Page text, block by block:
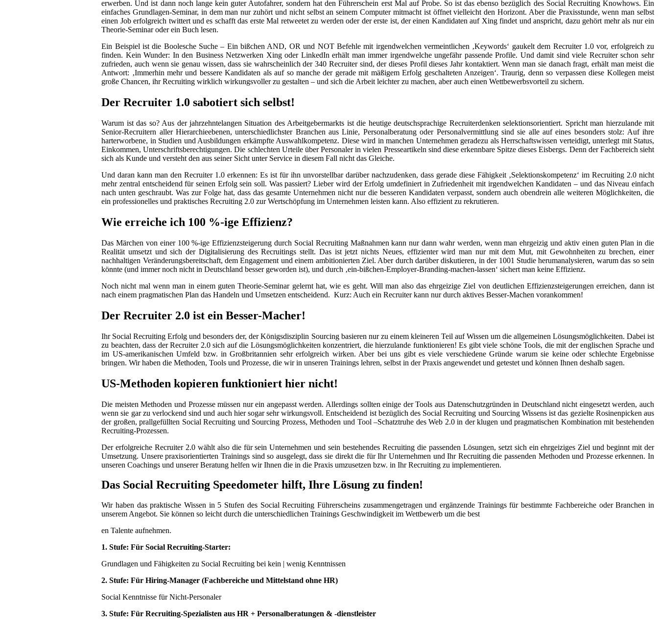
erwerben. Und ist dann noch lange kein guter Autofahrer, sondern hat den Führerschein erst Mal auf Probe. So ist das ebenso bezüglich des Social Recruiting Knowhows. Ein
einfaches Grundlagen-Seminar, in dem man nur zuhört und nicht selbst an seinem Computer mitmacht ist öffnet vielleicht den Horizont. Aber die Praxisstunde, wenn man selbst
einen Job erfolgreich twittert und es schafft das erste Mal retweetet zu werden oder der erste ist, der einen Kandidaten auf Xing findet und anspricht, dazu gehört mehr als nur ein
Theorie-Seminar oder ein Buch lesen.
Ein Beispiel ist die Boolesche Suche – Ein bißchen AND, OR und NOT Befehle mit irgendwelchen vermeintlichen ‚Keywords‘ gaukelt dem Recruiter 1.0 vor, erfolgreich zu
finden. Kein Wunder: In den Business Netzwerken Xing oder LinkedIn erhält man immer irgendwelche ungefähr passende Profile. Und damit sind viele Recruiter schon sehr
zufrieden, auch wenn sie genau wissen, dass sie wahrscheinlich der 340 Recruiter sind, der dieses Profil dieses Jahr kontaktiert. Wenn man sie danach fragt, erhält man meist die
Antwort: ‚Immerhin mehr und bessere Kandidaten als auf so manche der gerade mit mäßigem Erfolg geschalteten Anzeigen‘. Traurig, denn so verpassen diese Kollegen meist
große Chancen, ihr Recruiting wirklich wirkungsvoller zu gestalten – und sich die Arbeit leichter zu machen, aber auch einen Wettbewerbsvorteil zu sichern.
Der Recruiter 1.0 sabotiert sich selbst!
Warum ist das so? Aus der jahrzehntelangen Situation des Arbeitgebermarkts ist die heutige deutschsprachige Recruiterdenken selektionsorientiert. Spricht man hierzulande mit
Senior-Recruitern aller Hierarchieebenen, unterschiedlichster Branchen aus Linie, Personalberatung oder Personalvermittlung sind sie alle auf eines besonders stolz: Auf ihre
harterworbene, in Studien und Ausbildungen erkämpfte Auswahlkompetenz. Diese wird in manchen Unternehmen geradezu als Herrschaftswissen verteidigt, unterlegt mit Status,
Einkommen, Unterschriftsberechtigungen. Die schlechten Urteile über Personaler in vielen Presseartikeln sind diese erkennbare Spitze dieses Eisbergs. Denn der Fachbereich sieht
sich als Kunde und versteht den aus seiner Sicht unter Service in diesem Fall nicht das Gleiche.
Und daran kann man den Recruiter 1.0 erkennen: Es ist für ihn unvorstellbar darüber nachzudenken, dass gerade diese Fähigkeit ‚Selektionskompetenz‘ im Recruiting 2.0 nicht
mehr zentral entscheidend für seinen Erfolg sein soll. Was passiert? Lieber wird der Erfolg umdefiniert in Zufriedenheit mit irgendwelchen Kandidaten – und das Niveau einfach
nach unten geschraubt. Was zur Folge hat, dass das gesamte Unternehmen nicht nur die besseren Kandidaten verpasst, sondern auch obendrein alle weiteren Möglichkeiten, die
ein professionelles und praktisches Recruiting 2.0 zur Wertschöpfung im Unternehmen leisten kann. Also effizient zu rekrutieren.
Wie erreiche ich 100 %-ige Effizienz?
Das Märchen von einer 100 %-ige Effizienzsteigerung durch Social Recruiting Maßnahmen kann nur dann wahr werden, wenn man ehrgeizig und aktiv einen guten Plan in die
Realität umsetzt und sich der Digitalisierung des Recruitings stellt. Das ist jetzt nichts Neues, effizienter wird man nur mit dem Mut, mit Gewohnheiten zu brechen, einer
nachhaltigen Veränderungsbereitschaft, dem Engagement und einem ambitionierten Ziel. Aber durch darüber diskutieren, in der 1001 Studie herumanalysieren, warum das so sein
könnte (und immer noch nicht in Deutschland besser geworden ist), und durch ‚ein-bißchen-Employer-Branding-machen-lassen‘ sichert man keine Effizienz.
Noch nicht mal wenn man in einem guten Theorie-Seminar gelernt hat, wie es geht. Will man also das ehrgeizige Ziel von deutlichen Effizienzsteigerungen erreichen, dann ist
nach einem pragmatischen Plan das Handeln und Umsetzen entscheidend. Kurz: Auch ein Recruiter kann nur durch aktives Besser-Machen vorankommen!
Der Recruiter 2.0 ist ein Besser-Macher!
Ihr Social Recruiting Erfolg und besonders der, der Königsdisziplin Sourcing basieren nur zu einem kleineren Teil auf Wissen um die allgemeinen Lösungsmöglichkeiten. Dabei ist
zu beachten, dass der Recruiter 2.0 sich auf die Lösungsmöglichkeiten konzentriert, die hierzulande funktionieren! Es gibt viele schöne Tools, die mit der englischen Sprache und
im US-amerikanischen Umfeld bzw. in Großbritannien sehr erfolgreich wirken. Aber bei uns gibt es viele verschiedene Gründe warum sie keine oder schlechte Ergebnisse
bringen. Wir haben die Methoden, Tools und Prozesse, die wir in unseren Trainings lehren, selbst in der Praxis angewendet und getestet und können Ihnen deshalb sagen.
US-Methoden kopieren funktioniert hier nicht!
Die meisten Methoden und Prozesse müssen nur ein angepasst werden. Allerdings sollten einige der Tools aus Datenschutzgründen in Deutschland nicht eingesetzt werden, auch
wenn sie gar zu verlockend sind und auch hier sogar sehr wirkungsvoll. Entscheidend ist bezüglich des Social Recruiting und Sourcing Wissens ist das gezielte Rosinenpicken aus
der großen, prallgefüllten Social Recruiting und Sourcing Prozess, Methoden und Tool –Schatztruhe des Web 2.0 in der klugen und pragmatischen Kombination mit bestehenden
Recruiting-Prozessen.
Der erfolgreiche Recruiter 2.0 wählt also die für sein Unternehmen und sein bestehendes Recruiting die passenden Lösungen, setzt sich ein ehrgeiziges Ziel und beginnt mit der
Umsetzung. Unsere praxisorientierten Trainings sind so ausgelegt, dass sie direkt die für Ihr Unternehmen und Ihr Recruiting die passenden Methoden und Prozesse erkennen. In
unseren Coachings und unserer Beratung helfen wir Ihnen die in die Praxis umzusetzen bzw. in Ihr Recruiting zu implementieren.
Das Social Recruiting Speedometer hilft, Ihre Lösung zu finden!
Wir haben das praktische Wissen in 5 Stufen des Social Recruiting Führerscheins zusammengetragen und ergänzende Trainings für bestimmte Fachbereiche oder Branchen in
unserem Angebot. Sie können so leicht durch die unterschiedlichen Trainings Geschwindigkeit im Wettbewerb um die best
en Talente aufnehmen.
1. Stufe: Für Social Recruiting-Starter:
Grundlagen und Fähigkeiten zu Social Recruiting bei kein | wenig Kenntnissen
2. Stufe: Für Hiring-Manager (Fachbereiche und Mittelstand ohne HR)
Social Kenntnisse für Nicht-Personaler
3. Stufe: Für Recruiting-Spezialisten aus HR + Personalberatungen & -dienstleister